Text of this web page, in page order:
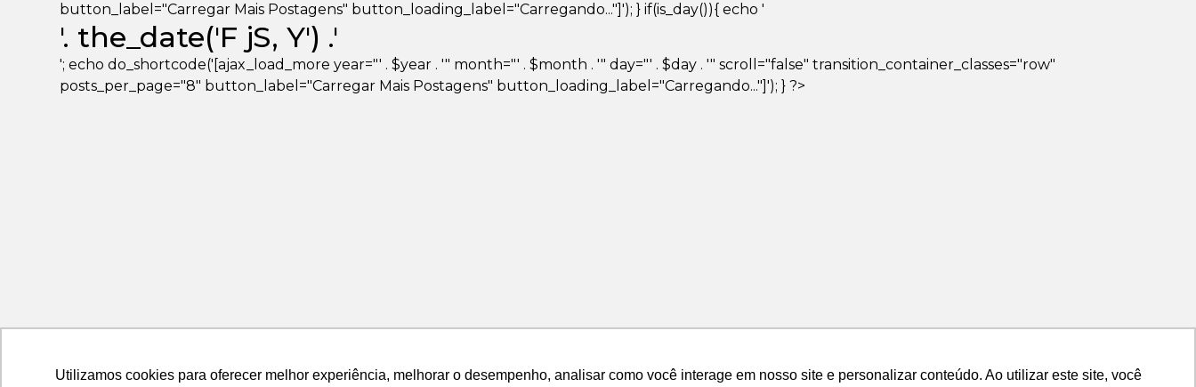
Utilizamos cookies para oferecer melhor experiência, melhorar o desempenho, analisar como você interage em nosso site e personalizar conteúdo. Ao utilizar este site, você
button_label="Carregar Mais Postagens" button_loading_label="Carregando..."]'); } if(is_day()){ echo '
'. the_date('F jS, Y') .'
'; echo do_shortcode('[ajax_load_more year="' . $year . '" month="' . $month . '" day="' . $day . '" scroll="false" transition_container_classes="row"
posts_per_page="8" button_label="Carregar Mais Postagens" button_loading_label="Carregando..."]'); } ?>